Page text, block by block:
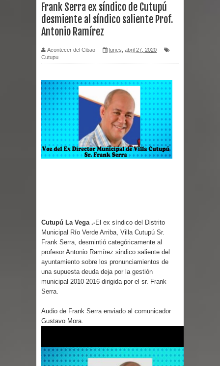
Frank Serra ex síndico de Cutupú
desmiente al síndico saliente Prof.
Antonio Ramírez
Acontecer del Cibao
lunes, abril 27, 2020
Cutupu
Cutupú La Vega .-El ex síndico del Distrito
Municipal Río Verde Arriba, Villa Cutupú Sr.
Frank Serra, desmintió categóricamente al
profesor Antonio Ramírez sindico saliente del
ayuntamiento sobre los pronunciamientos de
una supuesta deuda deja por la gestión
municipal 2010-2016 dirigida por el sr. Frank
Serra.
Audio de Frank Serra enviado al comunicador
Gustavo Mora.